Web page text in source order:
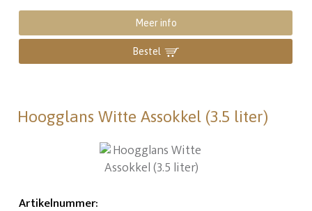
Meer info
Bestel
Hoogglans Witte Assokkel (3.5 liter)
Artikelnummer: